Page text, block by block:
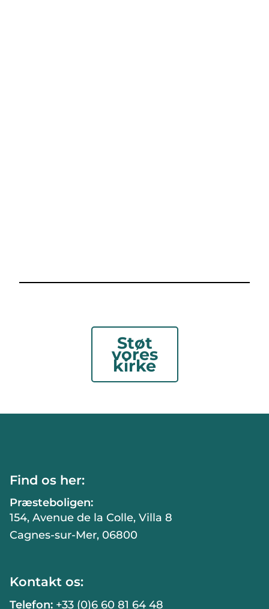
Støt
vores
kirke
Find os her:
Præsteboligen:
154, Avenue de la Colle, Villa 8
Cagnes-sur-Mer, 06800
Kontakt os:
Telefon: +33 (0)6 60 81 64 48